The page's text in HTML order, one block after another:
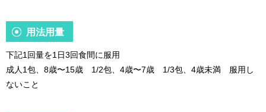
用法用量
下記1回量を1日3回食間に服用
成人1包、8歳〜15歳 1/2包、4歳〜7歳 1/3包、4歳未満 服用し
ないこと